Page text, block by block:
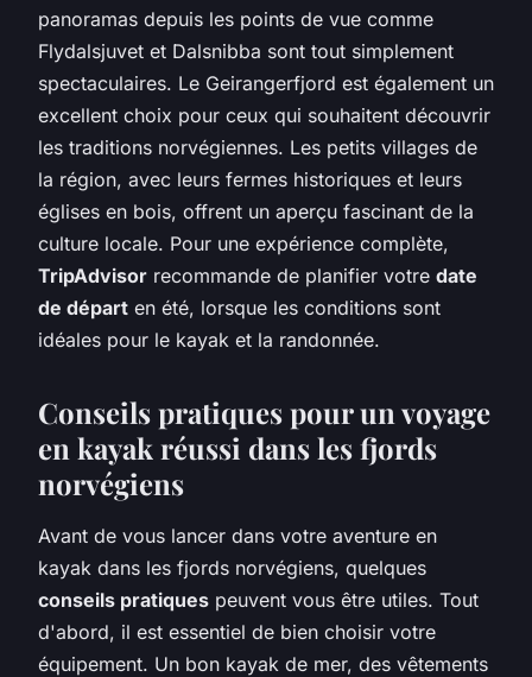
panoramas depuis les points de vue comme
Flydalsjuvet et Dalsnibba sont tout simplement
spectaculaires. Le Geirangerfjord est également un
excellent choix pour ceux qui souhaitent découvrir
les traditions norvégiennes. Les petits villages de
la région, avec leurs fermes historiques et leurs
églises en bois, offrent un aperçu fascinant de la
culture locale. Pour une expérience complète,
TripAdvisor recommande de planifier votre date
de départ en été, lorsque les conditions sont
idéales pour le kayak et la randonnée.
Conseils pratiques pour un voyage
en kayak réussi dans les fjords
norvégiens
Avant de vous lancer dans votre aventure en
kayak dans les fjords norvégiens, quelques
conseils pratiques peuvent vous être utiles. Tout
d'abord, il est essentiel de bien choisir votre
équipement. Un bon kayak de mer, des vêtements